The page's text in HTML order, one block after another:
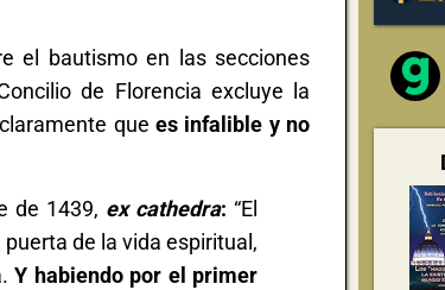
el bautismo en las secciones
de Florencia excluye la
quees infalible y no
de 1439, ex cathedra: “El
de la vida espiritual,
Y habiendo por el primer